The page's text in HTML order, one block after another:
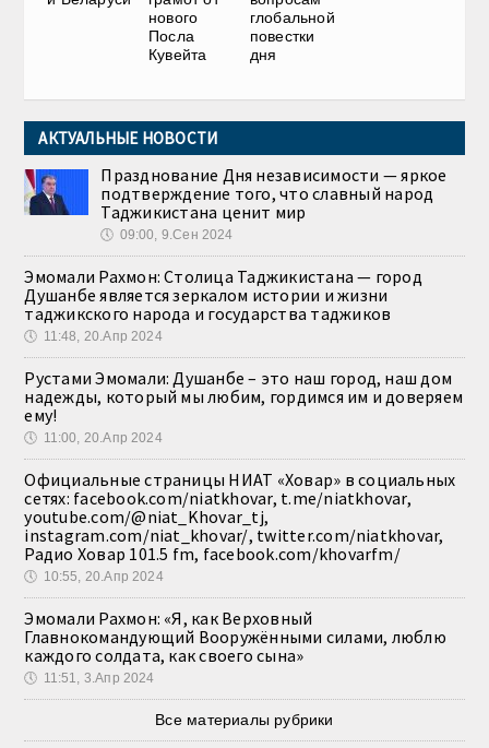
нового
Посла
Кувейта
глобальной
повестки
дня
АКТУАЛЬНЫЕ НОВОСТИ
Празднование Дня независимости — яркое
подтверждение того, что славный народ
Таджикистана ценит мир
🕔 09:00, 9.Сен 2024
Эмомали Рахмон: Столица Таджикистана — город
Душанбе является зеркалом истории и жизни
таджикского народа и государства таджиков
🕔 11:48, 20.Апр 2024
Рустами Эмомали: Душанбе – это наш город, наш дом
надежды, который мы любим, гордимся им и доверяем
ему!
🕔 11:00, 20.Апр 2024
Официальные страницы НИАТ «Ховар» в социальных
сетях: facebook.com/niatkhovar, t.me/niatkhovar,
youtube.com/@niat_Khovar_tj,
instagram.com/niat_khovar/, twitter.com/niatkhovar,
Радио Ховар 101.5 fm, facebook.com/khovarfm/
🕔 10:55, 20.Апр 2024
Эмомали Рахмон: «Я, как Верховный
Главнокомандующий Вооружёнными силами, люблю
каждого солдата, как своего сына»
🕔 11:51, 3.Апр 2024
Все материалы рубрики